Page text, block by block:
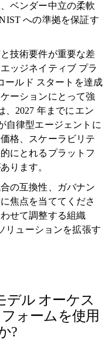
ベンダー中立の柔軟
への準拠を保証す
技術要件が重要な差
ッジネイティブ プラ
ールド スタートを達成
ーションにとって強
、2027 年までにエン
自律型エージェントに
格、スケーラビリテ
にとれるプラットフ
ります。
の互換性、ガバナン
焦点を当ててくださ
せて調整する組織
リューションを拡張す
デル オーケス
ォームを使用
?